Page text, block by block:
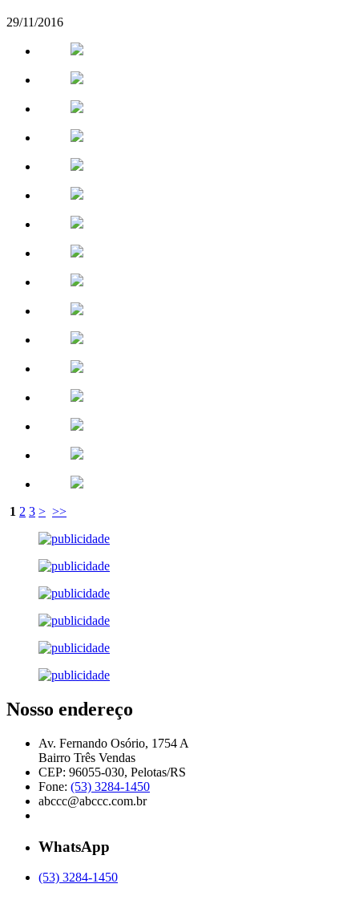
29/11/2016
1 2 3 > >>
Nosso endereço
Av. Fernando Osório, 1754 A
Bairro Três Vendas
CEP: 96055-030, Pelotas/RS
Fone: (53) 3284-1450
abccc@abccc.com.br
WhatsApp
(53) 3284-1450